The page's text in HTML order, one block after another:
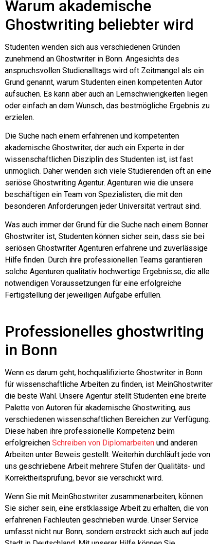
Warum akademische
Ghostwriting beliebter wird
Studenten wenden sich aus verschiedenen Gründen
zunehmend an Ghostwriter in Bonn. Angesichts des
anspruchsvollen Studienalltags wird oft Zeitmangel als ein
Grund genannt, warum Studenten einen kompetenten Autor
aufsuchen. Es kann aber auch an Lernschwierigkeiten liegen
oder einfach an dem Wunsch, das bestmögliche Ergebnis zu
erzielen.
Die Suche nach einem erfahrenen und kompetenten
akademische Ghostwriter, der auch ein Experte in der
wissenschaftlichen Disziplin des Studenten ist, ist fast
unmöglich. Daher wenden sich viele Studierenden oft an eine
seriöse Ghostwriting Agentur. Agenturen wie die unsere
beschäftigen ein Team von Spezialisten, die mit den
besonderen Anforderungen jeder Universität vertraut sind.
Was auch immer der Grund für die Suche nach einem Bonner
Ghostwriter ist, Studenten können sicher sein, dass sie bei
seriösen Ghostwriter Agenturen erfahrene und zuverlässige
Hilfe finden. Durch ihre professionellen Teams garantieren
solche Agenturen qualitativ hochwertige Ergebnisse, die alle
notwendigen Voraussetzungen für eine erfolgreiche
Fertigstellung der jeweiligen Aufgabe erfüllen.
Professionelles ghostwriting
in Bonn
Wenn es darum geht, hochqualifizierte Ghostwriter in Bonn
für wissenschaftliche Arbeiten zu finden, ist MeinGhostwriter
die beste Wahl. Unsere Agentur stellt Studenten eine breite
Palette von Autoren für akademische Ghostwriting, aus
verschiedenen wissenschaftlichen Bereichen zur Verfügung.
Diese haben ihre professionelle Kompetenz beim
erfolgreichen Schreiben von Diplomarbeiten und anderen
Arbeiten unter Beweis gestellt. Weiterhin durchläuft jede von
uns geschriebene Arbeit mehrere Stufen der Qualitäts- und
Korrektheitsprüfung, bevor sie verschickt wird.
Wenn Sie mit MeinGhostwriter zusammenarbeiten, können
Sie sicher sein, eine erstklassige Arbeit zu erhalten, die von
erfahrenen Fachleuten geschrieben wurde. Unser Service
umfasst nicht nur Bonn, sondern erstreckt sich auch auf jede